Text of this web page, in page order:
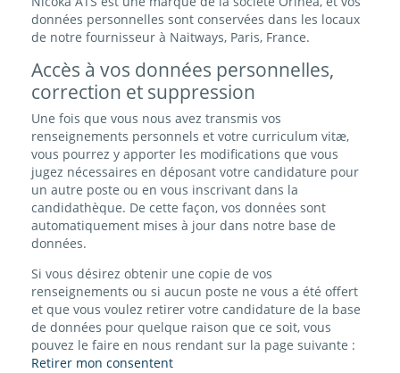
données personnelles sont conservées dans les locaux
de notre fournisseur à Naitways, Paris, France.
Accès à vos données personnelles,
correction et suppression
Une fois que vous nous avez transmis vos
renseignements personnels et votre curriculum vitæ,
vous pourrez y apporter les modifications que vous
jugez nécessaires en déposant votre candidature pour
un autre poste ou en vous inscrivant dans la
candidathèque. De cette façon, vos données sont
automatiquement mises à jour dans notre base de
données.
Si vous désirez obtenir une copie de vos
renseignements ou si aucun poste ne vous a été offert
et que vous voulez retirer votre candidature de la base
de données pour quelque raison que ce soit, vous
pouvez le faire en nous rendant sur la page suivante :
Retirer mon consentent